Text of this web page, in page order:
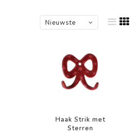
Nieuwste
Haak Strik met
Sterren